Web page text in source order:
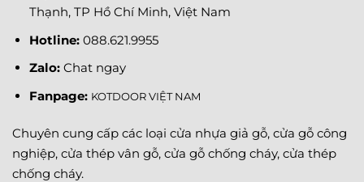
Thạnh, TP Hồ Chí Minh, Việt Nam
Hotline: 088.621.9955
Zalo: Chat ngay
Fanpage: KOTDOOR VIỆT NAM
Chuyên cung cấp các loại cửa nhựa giả gỗ, cửa gỗ công
nghiệp, cửa thép vân gỗ, cửa gỗ chống cháy, cửa thép
chống cháy.